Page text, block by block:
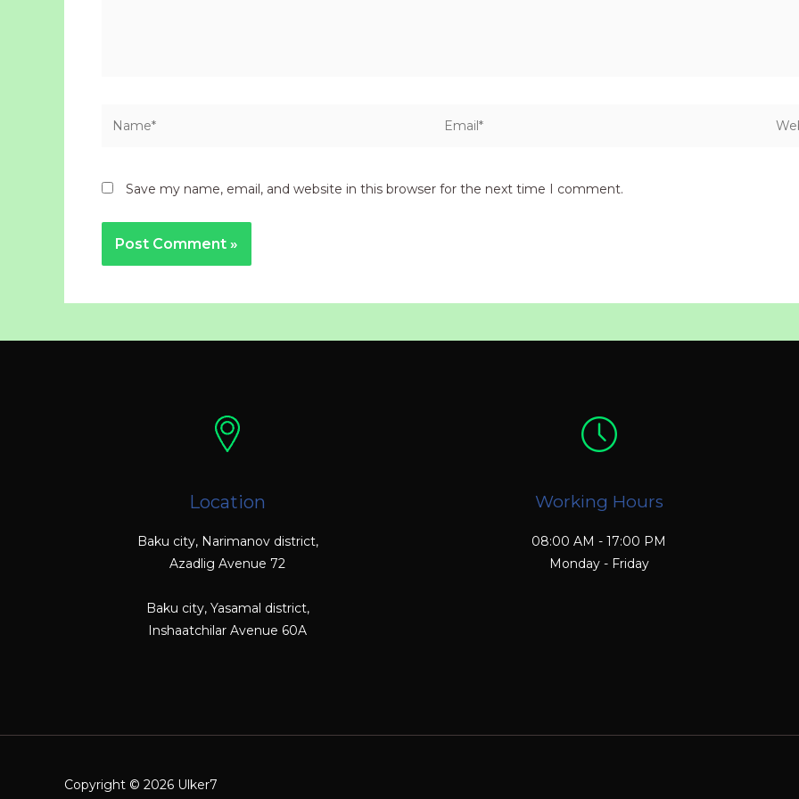
Save my name, email, and website in this browser for the next time I comment.
Location
Baku city, Narimanov district,
Azadlig Avenue 72
Baku city, Yasamal district,
Inshaatchilar Avenue 60A
Working Hours
08:00 AM - 17:00 PM
Monday - Friday
Copyright © 2026 Ulker7